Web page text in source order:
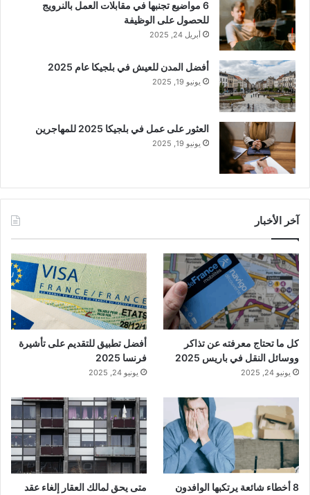
6 مواضيع تجنبها في مقابلات العمل بالنرويج
للحصول على الوظيفة
أبريل 24, 2025
أفضل المدن للعيش في بلجيكا عام 2025
يونيو 19, 2025
العثور على عمل في بلجيكا 2025 للمهاجرين
يونيو 19, 2025
آخر الأخبار
كل ما تحتاج معرفته عن تذاكر
ووسائل النقل في باريس 2025
يونيو 24, 2025
أفضل تطبيق للتقديم على تأشيرة
فرنسا 2025
يونيو 24, 2025
8 أخطاء شائعة يرتكبها الوافدون متى يحق لمالك العقار إلغاء عقد